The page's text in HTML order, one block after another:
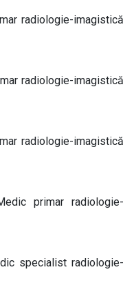
radiologie-imagistică
radiologie-imagistică
radiologie-imagistică
primar radiologie-
specialist radiologie-